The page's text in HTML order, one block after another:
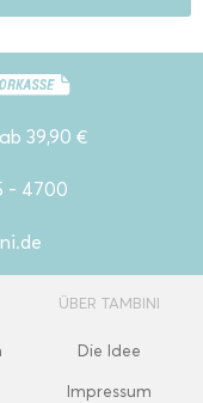
39,90 €
- 4700
ÜBER TAMBINI
Die Idee
Impressum